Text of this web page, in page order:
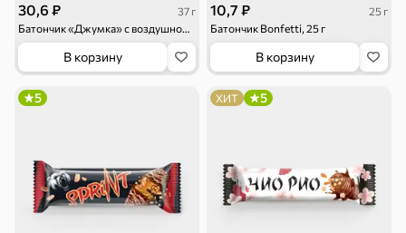
30,6 ₽
37 г
Батончик «Джумка» с воздушной кукурузой, 37 г
В корзину
10,7 ₽
25 г
Батончик Bonfetti, 25 г
В корзину
5 ХИТ 5